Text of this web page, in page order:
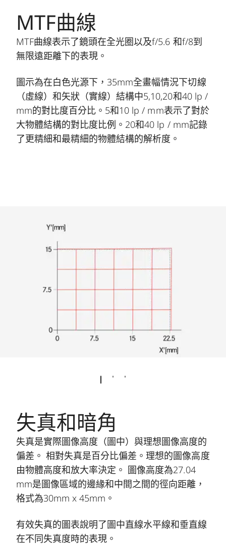
MTF曲線
MTF曲線表示了鏡頭在全光圈以及f/5.6 和f/8到
無限遠距離下的表現。
圖示為在白色光源下，35mm全畫幅情況下切線
（虛線）和矢狀（實線）結構中5,10,20和40 lp /
mm的對比度百分比。5和10 lp / mm表示了對於
大物體結構的對比度比例。20和40 lp / mm記錄
了更精細和最精細的物體結構的解析度。
失真和暗角
失真是實際圖像高度（圖中）與理想圖像高度的
偏差。 相對失真是百分比偏差。理想的圖像高度
由物體高度和放大率決定。 圖像高度為27.04
mm是圖像區域的邊緣和中間之間的徑向距離，
格式為30mm x 45mm。
有效失真的圖表說明了圖中直線水平線和垂直線
在不同失真度時的表現。